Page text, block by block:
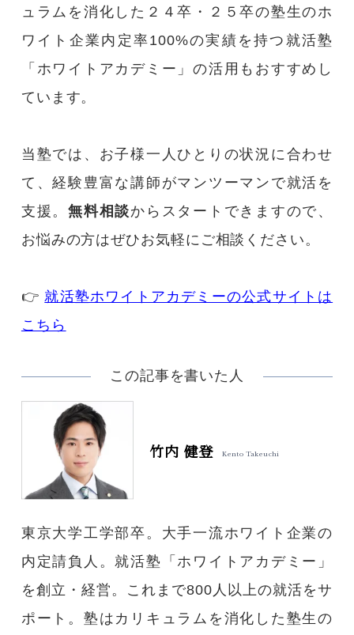
ュラムを消化した２４卒・２５卒の塾生のホ
ワイト企業内定率100%の実績を持つ就活塾
「ホワイトアカデミー」の活用もおすすめし
ています。
当塾では、お子様一人ひとりの状況に合わせ
て、経験豊富な講師がマンツーマンで就活を
支援。無料相談からスタートできますので、
お悩みの方はぜひお気軽にご相談ください。
👉就活塾ホワイトアカデミーの公式サイトは
こちら
この記事を書いた人
竹内 健登 Kento Takeuchi
東京大学工学部卒。大手一流ホワイト企業の
内定請負人。就活塾「ホワイトアカデミー」
を創立・経営。これまで800人以上の就活をサ
ポート。塾はカリキュラムを消化した塾生の